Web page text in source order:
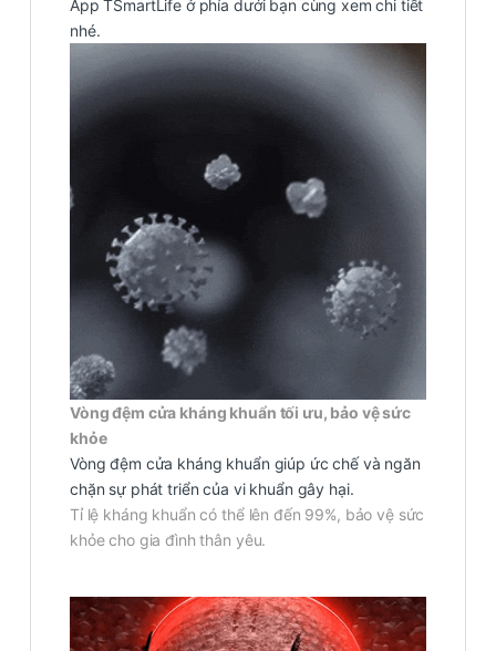
App TSmartLife ở phía dưới bạn cùng xem chi tiết
nhé.
Vòng đệm cửa kháng khuẩn tối ưu, bảo vệ sức
khỏe
Vòng đệm cửa kháng khuẩn giúp ức chế và ngăn
chặn sự phát triển của vi khuẩn gây hại.
Tỉ lệ kháng khuẩn có thể lên đến 99%, bảo vệ sức
khỏe cho gia đình thân yêu.